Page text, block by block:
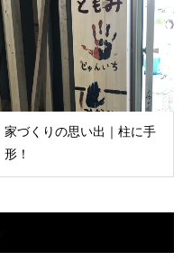
家づくりの思い出｜柱に手
形！